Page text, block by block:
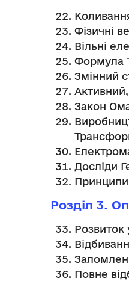
Фізичні
Вільні
Формула
Змінний
Закон
Досліди
Принципи
Розділ 3.
Розвиток
Повне